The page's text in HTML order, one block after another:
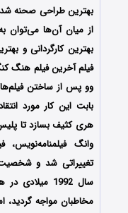
از میان آن‌ها می‌توان
بهترین کارگردانی و
فیلم آخرین فیلم هنگ
وو پس از ساختن
بابت این کار مورد
هری کثیف بسازد تا
وانگ
تغییراتی شد و
سال 1992
مخاطبان مواجه گردید،